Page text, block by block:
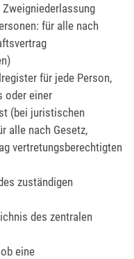
für alle nach
für jede Person,
oder einer
(bei juristischen
alle nach Gesetz,
vertretungsberechtigten
zuständigen
des zentralen
eine